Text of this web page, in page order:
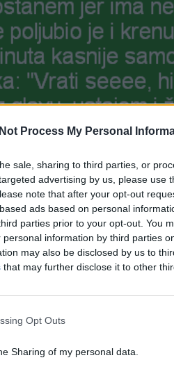
Process My Personal
sale, sharing to third parties, or
advertising by us, please use
note that after your opt-out
ads based on personal
parties prior to your opt-out. You
information by third parties
may also be disclosed by us to
that may further disclose it to other
Opt Outs
Sharing of my personal data.
Rijeke. Zbog nekih obaveza
dan i kada sam se
sam se poljubio je i krenuo
mi poruka: “Vrati seeee, hitno